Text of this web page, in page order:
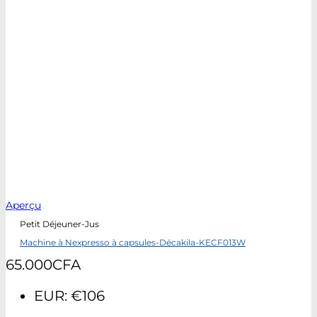
Aperçu
Petit Déjeuner-Jus
Machine à Nexpresso à capsules-Décakila-KECF013W
65.000CFA
EUR: €106